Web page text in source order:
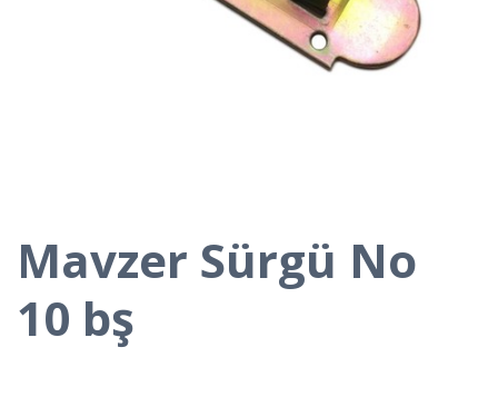
Mavzer Sürgü No
10 bş